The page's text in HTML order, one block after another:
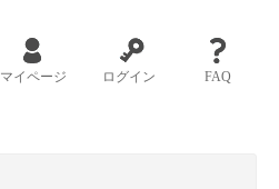
マイページ ログイン FAQ